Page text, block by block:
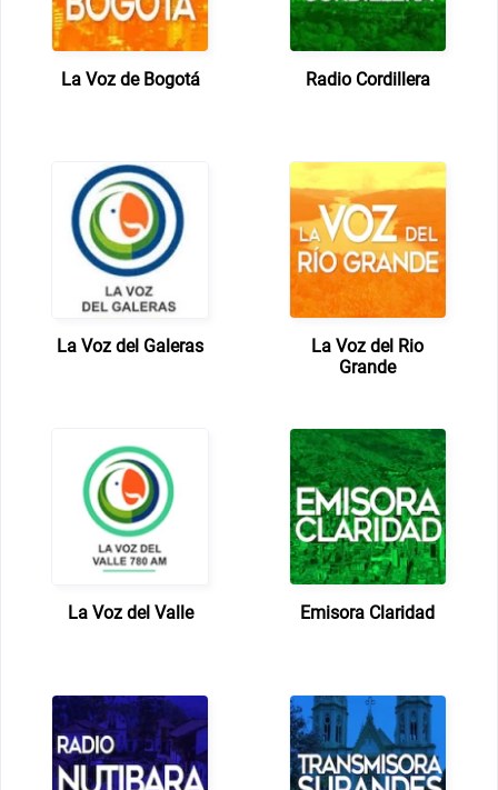
La Voz de Bogotá Radio Cordillera
La Voz del Galeras
La Voz del Rio
Grande
La Voz del Valle Emisora Claridad